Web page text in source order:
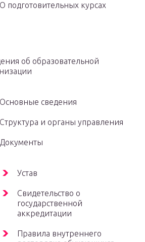
О подготовительных курсах
об образовательной
Основные сведения
Структура и органы управления
Документы
Устав
Свидетельство о
государственной
аккредитации
Правила внутреннего